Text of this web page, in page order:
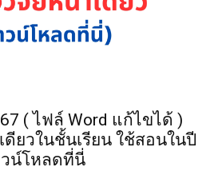
( ไฟล์ Word แก้ไขได้ )
ดียวในชั้นเรียน ใช้สอนในปี
วน์โหลดที่นี่